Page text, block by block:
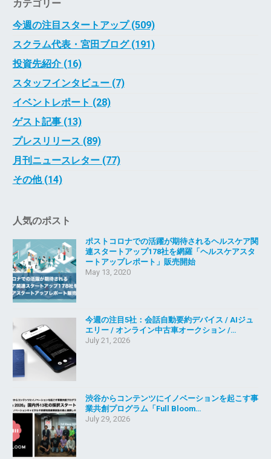
カテゴリー
今週の注目スタートアップ (509)
スクラム代表・宮田ブログ (191)
投資先紹介 (16)
スタッフインタビュー (7)
イベントレポート (28)
ゲスト記事 (13)
プレスリリース (89)
月刊ニュースレター (77)
その他 (14)
人気のポスト
ポストコロナでの活躍が期待されるヘルスケア関
連スタートアップ178社を網羅「ヘルスケアスタ
ートアップレポート」販売開始
May 13, 2020
今週の注目5社：会話自動要約デバイス / AIジュ
エリー / オンライン中古車オークション /…
July 21, 2026
渋谷からコンテンツにイノベーションを起こす事
業共創プログラム「Full Bloom…
July 29, 2026